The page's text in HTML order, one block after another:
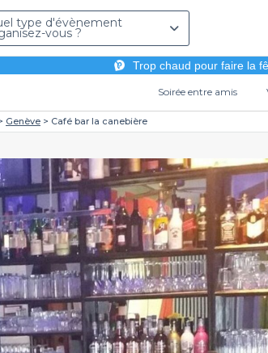
type d'évènement
vous ?
Trop chaud pour faire la
Soirée entre amis
Genève Café bar la canebière